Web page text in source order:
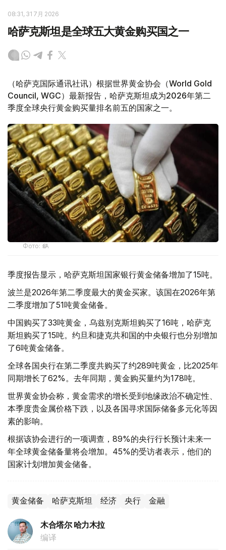
08:31, 31 7月 2026
哈萨克斯坦是全球五大黄金购买国之一
（哈萨克国际通讯社讯）根据世界黄金协会（World Gold
Council, WGC）最新报告，哈萨克斯坦成为2026年第二
季度全球央行黄金购买量排名前五的国家之一。
Фото: ӨзА
季度报告显示，哈萨克斯坦国家银行黄金储备增加了15吨。
波兰是2026年第二季度最大的黄金买家。该国在2026年第
二季度增加了51吨黄金储备。
中国购买了33吨黄金，乌兹别克斯坦购买了16吨，哈萨克
斯坦购买了15吨。约旦和捷克共和国的中央银行也分别增加
了6吨黄金储备。
全球各国央行在第二季度共购买了约289吨黄金，比2025年
同期增长了62%。去年同期，黄金购买量约为178吨。
世界黄金协会称，黄金需求的增长受到地缘政治不确定性、
本季度贵金属价格下跌，以及各国寻求国际储备多元化等因
素的影响。
根据该协会进行的一项调查，89%的央行行长预计未来一
年全球黄金储备量将会增加。45%的受访者表示，他们的
国家计划增加黄金储备。
黄金储备 哈萨克斯坦 经济 央行 金融
木合塔尔 哈力木拉
编译